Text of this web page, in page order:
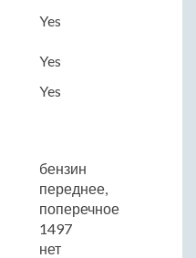
Yes
Yes
Yes
бензин
переднее,
поперечное
1497
нет